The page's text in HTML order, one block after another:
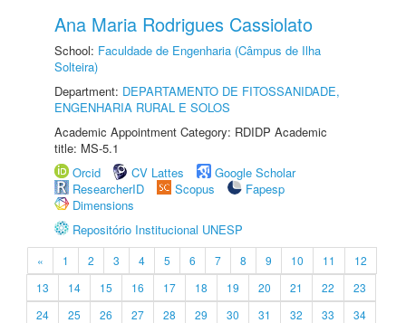
Ana Maria Rodrigues Cassiolato
School: Faculdade de Engenharia (Câmpus de Ilha
Solteira)
Department: DEPARTAMENTO DE FITOSSANIDADE,
ENGENHARIA RURAL E SOLOS
Academic Appointment Category: RDIDP Academic
title: MS-5.1
Orcid
CV Lattes
Google Scholar
ResearcherID
Scopus
Fapesp
Dimensions
Repositório Institucional UNESP
« 1 2 3 4 5 6 7 8 9 10 11
12
13
14 15 16 17 18 19 20 21 22
23
24
25 26 27 28 29 30 31 32 33
34